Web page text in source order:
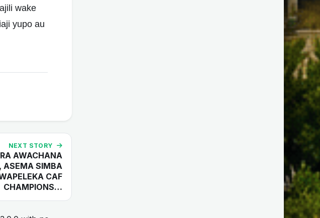
wake
yupo au
NEXT STORY
AWACHANA
ASEMA SIMBA
CAF
CHAMPIONS…